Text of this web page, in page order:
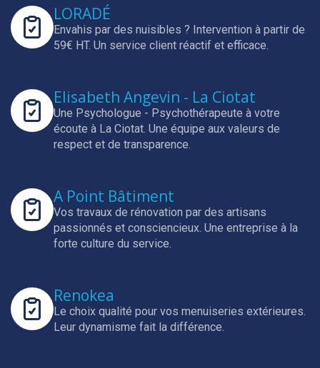
LORADÉ
Envahis par des nuisibles ? Intervention à partir de
59€ HT. Un service client réactif et efficace.
Elisabeth Angevin - La Ciotat
Une Psychologue - Psychothérapeute à votre
écoute à La Ciotat. Une équipe aux valeurs de
respect et de transparence.
A Point Bâtiment
Vos travaux de rénovation par des artisans
passionnés et consciencieux. Une entreprise à la
forte culture du service.
Renokea
Le choix qualité pour vos menuiseries extérieures.
Leur dynamisme fait la différence.